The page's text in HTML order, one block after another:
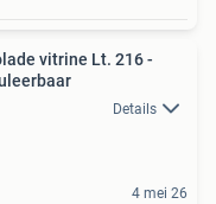
vitrine Lt. 216 -
Details
4 mei 26